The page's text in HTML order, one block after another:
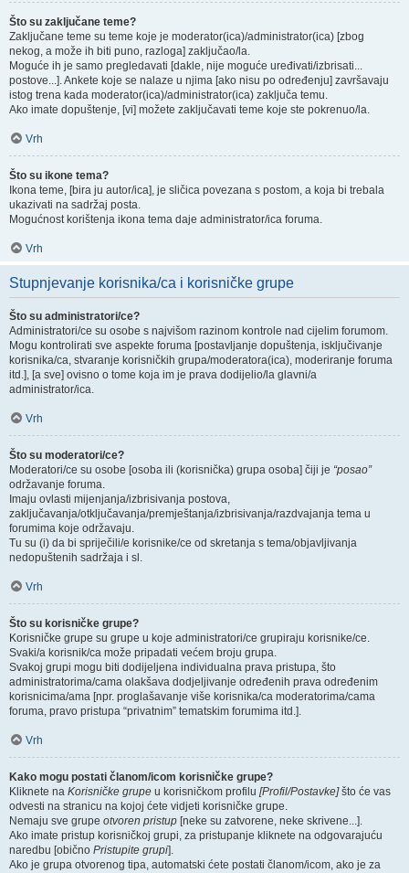
Što su zaključane teme?
Zaključane teme su teme koje je moderator(ica)/administrator(ica) [zbog
nekog, a može ih biti puno, razloga] zaključao/la.
Moguće ih je samo pregledavati [dakle, nije moguće uređivati/izbrisati...
postove...]. Ankete koje se nalaze u njima [ako nisu po određenju] završavaju
istog trena kada moderator(ica)/administrator(ica) zaključa temu.
Ako imate dopuštenje, [vi] možete zaključavati teme koje ste pokrenuo/la.
Vrh
Što su ikone tema?
Ikona teme, [bira ju autor/ica], je sličica povezana s postom, a koja bi trebala
ukazivati na sadržaj posta.
Mogućnost korištenja ikona tema daje administrator/ica foruma.
Vrh
Stupnjevanje korisnika/ca i korisničke grupe
Što su administratori/ce?
Administratori/ce su osobe s najvišom razinom kontrole nad cijelim forumom.
Mogu kontrolirati sve aspekte foruma [postavljanje dopuštenja, isključivanje
korisnika/ca, stvaranje korisničkih grupa/moderatora(ica), moderiranje foruma
itd.], [a sve] ovisno o tome koja im je prava dodijelio/la glavni/a
administrator/ica.
Vrh
Što su moderatori/ce?
Moderatori/ce su osobe [osoba ili (korisnička) grupa osoba] čiji je “posao”
održavanje foruma.
Imaju ovlasti mijenjanja/izbrisivanja postova,
zaključavanja/otključavanja/premještanja/izbrisivanja/razdvajanja tema u
forumima koje održavaju.
Tu su (i) da bi spriječili/e korisnike/ce od skretanja s tema/objavljivanja
nedopuštenih sadržaja i sl.
Vrh
Što su korisničke grupe?
Korisničke grupe su grupe u koje administratori/ce grupiraju korisnike/ce.
Svaki/a korisnik/ca može pripadati većem broju grupa.
Svakoj grupi mogu biti dodijeljena individualna prava pristupa, što
administratorima/cama olakšava dodjeljivanje određenih prava određenim
korisnicima/ama [npr. proglašavanje više korisnika/ca moderatorima/cama
foruma, pravo pristupa “privatnim” tematskim forumima itd.].
Vrh
Kako mogu postati članom/icom korisničke grupe?
Kliknete na Korisničke grupe u korisničkom profilu [Profil/Postavke]što će vas
odvesti na stranicu na kojoj ćete vidjeti korisničke grupe.
Nemaju sve grupe otvoren pristup [neke su zatvorene, neke skrivene...].
Ako imate pristup korisničkoj grupi, za pristupanje kliknete na odgovarajuću
naredbu [obično Pristupite grupi].
Ako je grupa otvorenog tipa, automatski ćete postati članom/icom, ako je za